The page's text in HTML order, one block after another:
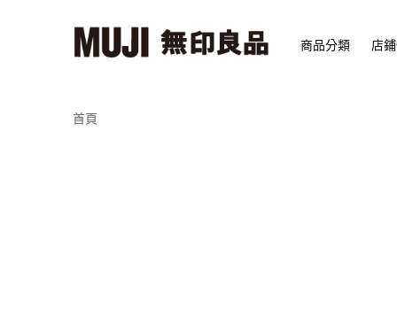
商品分類 店
首頁